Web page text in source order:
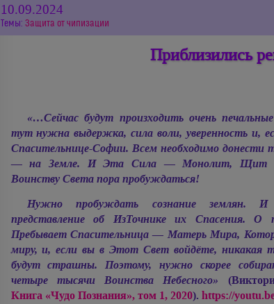
10.09.2024
Темы: Защита от чипизации
Приблизились
«…Сейчас будут произходить очень
тут нужна выдержка, сила воли, уверенность и,
Спасительнице-Софии. Всем необходимо
— на Земле. И Эта Сила — Монолит, Щит
Воинству Света пора пробуждаться!
Нужно пробуждать сознание землян.
представление об ИзТочнике их Спасения.
Пребывает Спасительница — Матерь Мира,
миру, и, если вы в Этот Свет войдёте, никакая
будут страшны. Поэтому, нужно скорее
четыре тысячи Воинства Небесного»
Книга «Чудо Познания», том 1, 2020). https://